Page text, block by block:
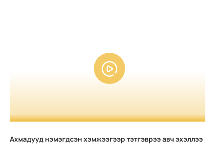
Ахмадууд нэмэгдсэн хэмжээгээр тэтгэврээ авч эхэллээ